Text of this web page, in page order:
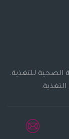
الصحية للتغذية.